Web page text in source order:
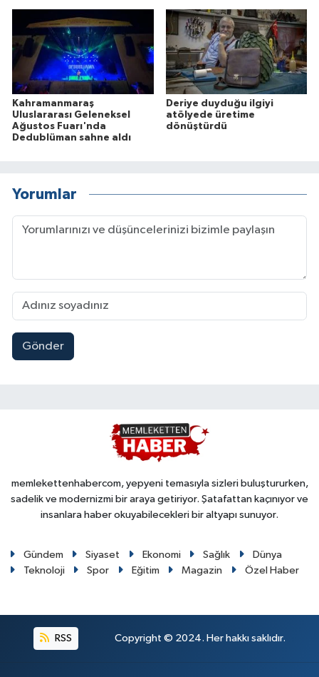
Kahramanmaraş
Uluslararası Geleneksel
Ağustos Fuarı'nda
Dedublüman sahne aldı
Deriye duyduğu ilgiyi
atölyede üretime
dönüştürdü
Yorumlar
Gönder
memlekettenhabercom, yepyeni temasıyla sizleri buluştururken,
sadelik ve modernizmi bir araya getiriyor. Şatafattan kaçınıyor ve
insanlara haber okuyabilecekleri bir altyapı sunuyor.
Gündem Siyaset Ekonomi Sağlık
Dünya
Teknoloji
Spor Eğitim Magazin Özel Haber
RSS Copyright © 2024. Her hakkı saklıdır.